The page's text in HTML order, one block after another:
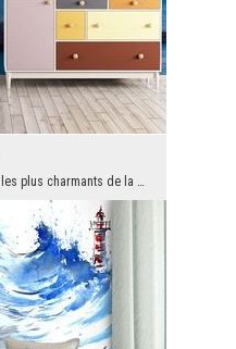
La France c'est l'un des pays les plus charmants de la Terre. C'est à ce pays que nous pensons en...